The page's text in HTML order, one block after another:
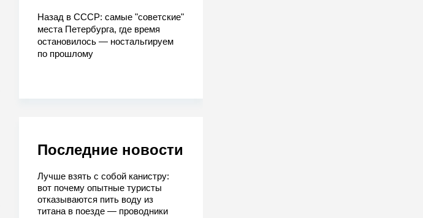
Назад в СССР: самые "советские"
места Петербурга, где время
остановилось — ностальгируем
по прошлому
Последние новости
Лучше взять с собой канистру:
вот почему опытные туристы
отказываются пить воду из
титана в поезде — проводники